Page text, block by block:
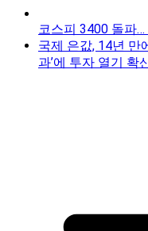
코스피 3400 돌파
국제 은값, 14년 만
과’에 투자 열기 확